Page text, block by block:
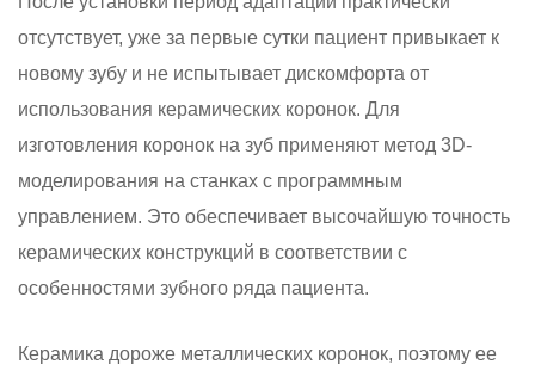
отсутствует, уже за первые сутки пациент привыкает к
новому зубу и не испытывает дискомфорта от
использования керамических коронок. Для
изготовления коронок на зуб применяют метод 3D-
моделирования на станках с программным
управлением. Это обеспечивает высочайшую точность
керамических конструкций в соответствии с
особенностями зубного ряда пациента.
Керамика дороже металлических коронок, поэтому ее